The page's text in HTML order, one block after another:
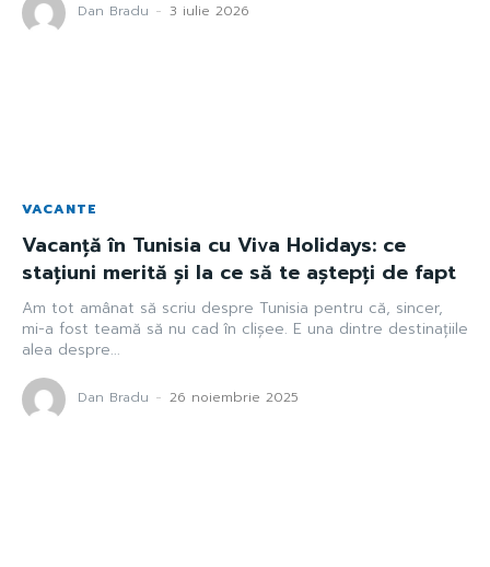
Dan Bradu - 3 iulie 2026
VACANTE
Vacanță în Tunisia cu Viva Holidays: ce
stațiuni merită și la ce să te aștepți de fapt
Am tot amânat să scriu despre Tunisia pentru că, sincer,
mi-a fost teamă să nu cad în clișee. E una dintre destinațiile
alea despre...
Dan Bradu - 26 noiembrie 2025